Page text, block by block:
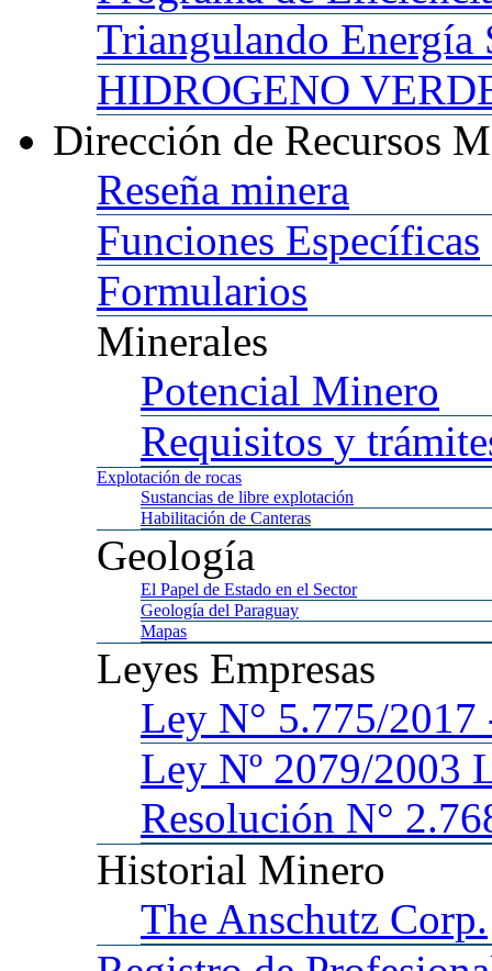
Triangulando Energía
HIDROGENO
Dirección de Recursos
Reseña minera
Funciones Específicas
Formularios
Minerales
Potencial Minero
Requisitos y
Explotación de rocas
Sustancias de libre explotación
Habilitación de Canteras
Geología
El Papel de Estado en el Sector
Geología del Paraguay
Mapas
Leyes Empresas
Ley N° 5.775/
Ley Nº 2079/2003
Resolución N°
Historial Minero
The Anschutz Corp.